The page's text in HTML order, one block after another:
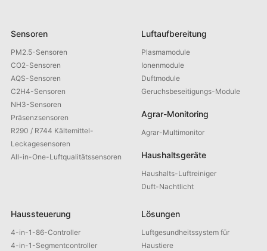
Sensoren
PM2.5-Sensoren
CO2-Sensoren
AQS-Sensoren
C2H4-Sensoren
NH3-Sensoren
Präsenzsensoren
R290 / R744 Kältemittel-
Leckagesensoren
All-in-One-Luftqualitätssensoren
Luftaufbereitung
Plasmamodule
Ionenmodule
Duftmodule
Geruchsbeseitigungs-Module
Agrar-Monitoring
Agrar-Multimonitor
Haushaltsgeräte
Haushalts-Luftreiniger
Duft-Nachtlicht
Haussteuerung
4-in-1-86-Controller
4-in-1-Segmentcontroller
Lösungen
Luftgesundheitssystem für
Haustiere